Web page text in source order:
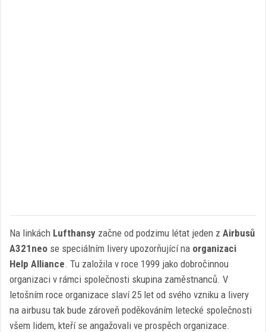
Na linkách Lufthansy začne od podzimu létat jeden z Airbusů
A321neo se speciálním livery upozorňující na organizaci
Help Alliance. Tu založila v roce 1999 jako dobročinnou
organizaci v rámci společnosti skupina zaměstnanců. V
letošním roce organizace slaví 25 let od svého vzniku a livery
na airbusu tak bude zároveň poděkováním letecké společnosti
všem lidem, kteří se angažovali ve prospěch organizace.